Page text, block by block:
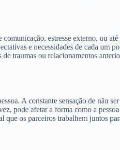
estresse externo, ou até
e necessidades de cada um
traumas ou relacionamentos
A constante sensação de não
pode afetar a forma como a
que os parceiros trabalhem juntos